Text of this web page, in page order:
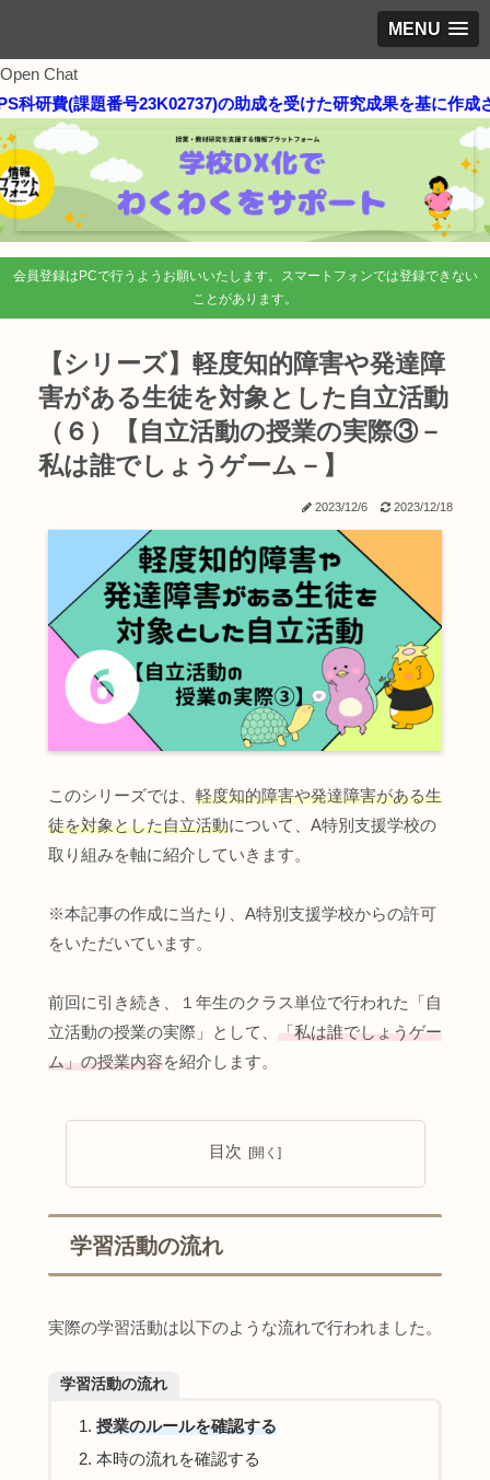
MENU
Open Chat
研費(課題番号23K02737)の助成を受けた研究成果を基に作成さ
会員登録はPCで行うようお願いいたします。スマートフォンでは登録できない
ことがあります。
【シリーズ】軽度知的障害や発達障
害がある生徒を対象とした自立活動
（６）【自立活動の授業の実際③－
私は誰でしょうゲーム－】
2023/12/6 2023/12/18
このシリーズでは、 軽度知的障害や発達障害がある生
徒を対象とした自立活動について、A特別支援学校の
取り組みを軸に紹介していきます。
※本記事の作成に当たり、A特別支援学校からの許可
をいただいています。
前回に引き続き、１年生のクラス単位で行われた「自
立活動の授業の実際」として、 「私は誰でしょうゲー
ム」の授業内容を紹介します。
目次
学習活動の流れ
実際の学習活動は以下のような流れで行われました。
学習活動の流れ
授業のルールを確認する
本時の流れを確認する